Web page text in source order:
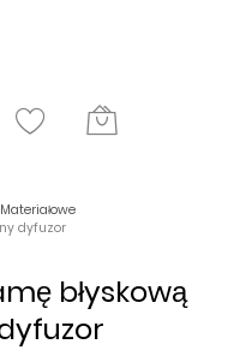
Materiałowe
dyfuzor
błyskową